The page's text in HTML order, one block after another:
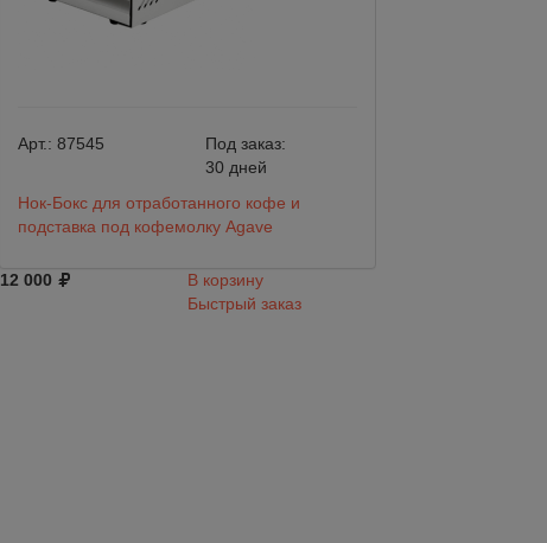
Арт.: 87545
Под заказ:
30 дней
Нок-Бокс для отработанного кофе и
подставка под кофемолку Agave
12 000
В корзину
Быстрый заказ